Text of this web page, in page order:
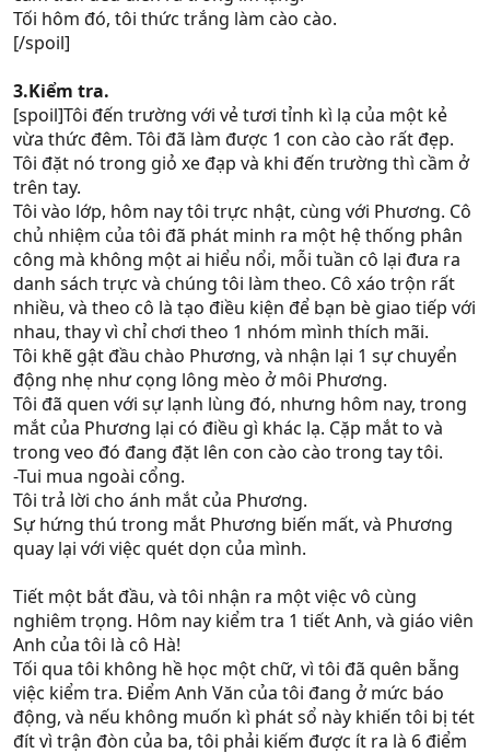
Tối hôm đó, tôi thức trắng làm cào cào.
[/spoil]
3.Kiểm tra.
[spoil]Tôi đến trường với vẻ tươi tỉnh kì lạ của một kẻ
vừa thức đêm. Tôi đã làm được 1 con cào cào rất đẹp.
Tôi đặt nó trong giỏ xe đạp và khi đến trường thì cầm ở
trên tay.
Tôi vào lớp, hôm nay tôi trực nhật, cùng với Phương. Cô
chủ nhiệm của tôi đã phát minh ra một hệ thống phân
công mà không một ai hiểu nổi, mỗi tuần cô lại đưa ra
danh sách trực và chúng tôi làm theo. Cô xáo trộn rất
nhiều, và theo cô là tạo điều kiện để bạn bè giao tiếp với
nhau, thay vì chỉ chơi theo 1 nhóm mình thích mãi.
Tôi khẽ gật đầu chào Phương, và nhận lại 1 sự chuyển
động nhẹ như cọng lông mèo ở môi Phương.
Tôi đã quen với sự lạnh lùng đó, nhưng hôm nay, trong
mắt của Phương lại có điều gì khác lạ. Cặp mắt to và
trong veo đó đang đặt lên con cào cào trong tay tôi.
-Tui mua ngoài cổng.
Tôi trả lời cho ánh mắt của Phương.
Sự hứng thú trong mắt Phương biến mất, và Phương
quay lại với việc quét dọn của mình.
Tiết một bắt đầu, và tôi nhận ra một việc vô cùng
nghiêm trọng. Hôm nay kiểm tra 1 tiết Anh, và giáo viên
Anh của tôi là cô Hà!
Tối qua tôi không hề học một chữ, vì tôi đã quên bẵng
việc kiểm tra. Điểm Anh Văn của tôi đang ở mức báo
động, và nếu không muốn kì phát sổ này khiến tôi bị tét
đít vì trận đòn của ba, tôi phải kiếm được ít ra là 6 điểm